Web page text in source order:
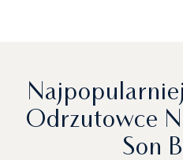
Odrzutowce
Son